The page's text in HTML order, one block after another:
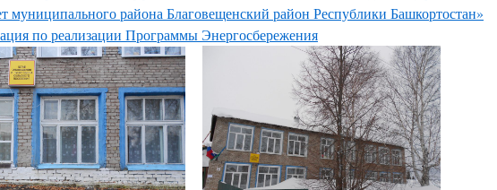
муниципального района Благовещенский район Республики Башкортостан»
по реализации Программы Энергосбережения